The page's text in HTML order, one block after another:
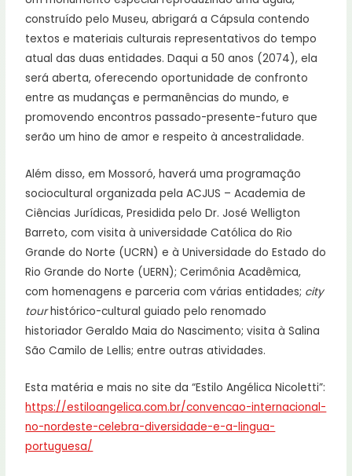
construído pelo Museu, abrigará a Cápsula contendo
textos e materiais culturais representativos do tempo
atual das duas entidades. Daqui a 50 anos (2074), ela
será aberta, oferecendo oportunidade de confronto
entre as mudanças e permanências do mundo, e
promovendo encontros passado-presente-futuro que
serão um hino de amor e respeito à ancestralidade.
Além disso, em Mossoró, haverá uma programação
sociocultural organizada pela ACJUS – Academia de
Ciências Jurídicas, Presidida pelo Dr. José Welligton
Barreto, com visita à universidade Católica do Rio
Grande do Norte (UCRN) e à Universidade do Estado do
Rio Grande do Norte (UERN); Cerimônia Acadêmica,
com homenagens e parceria com várias entidades; city
tourhistórico-cultural guiado pelo renomado
historiador Geraldo Maia do Nascimento; visita à Salina
São Camilo de Lellis; entre outras atividades.
Esta matéria e mais no site da “Estilo Angélica Nicoletti”:
https://estiloangelica.com.br/convencao-internacional-
no-nordeste-celebra-diversidade-e-a-lingua-
portuguesa/